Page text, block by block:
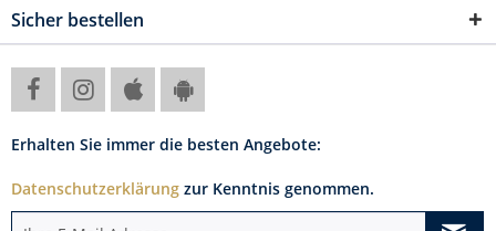
Sicher bestellen
Erhalten Sie immer die besten Angebote:
Datenschutzerklärung zur Kenntnis genommen.